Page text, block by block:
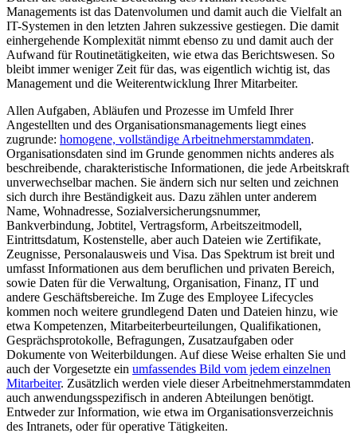
Managements ist das Datenvolumen und damit auch die Vielfalt an
IT-Systemen in den letzten Jahren sukzessive gestiegen. Die damit
einhergehende Komplexität nimmt ebenso zu und damit auch der
Aufwand für Routinetätigkeiten, wie etwa das Berichtswesen. So
bleibt immer weniger Zeit für das, was eigentlich wichtig ist, das
Management und die Weiterentwicklung Ihrer Mitarbeiter.
Allen Aufgaben, Abläufen und Prozesse im Umfeld Ihrer
Angestellten und des Organisationsmanagements liegt eines
zugrunde: homogene, vollständige Arbeitnehmerstammdaten.
Organisationsdaten sind im Grunde genommen nichts anderes als
beschreibende, charakteristische Informationen, die jede Arbeitskraft
unverwechselbar machen. Sie ändern sich nur selten und zeichnen
sich durch ihre Beständigkeit aus. Dazu zählen unter anderem
Name, Wohnadresse, Sozialversicherungsnummer,
Bankverbindung, Jobtitel, Vertragsform, Arbeitszeitmodell,
Eintrittsdatum, Kostenstelle, aber auch Dateien wie Zertifikate,
Zeugnisse, Personalausweis und Visa. Das Spektrum ist breit und
umfasst Informationen aus dem beruflichen und privaten Bereich,
sowie Daten für die Verwaltung, Organisation, Finanz, IT und
andere Geschäftsbereiche. Im Zuge des Employee Lifecycles
kommen noch weitere grundlegend Daten und Dateien hinzu, wie
etwa Kompetenzen, Mitarbeiterbeurteilungen, Qualifikationen,
Gesprächsprotokolle, Befragungen, Zusatzaufgaben oder
Dokumente von Weiterbildungen. Auf diese Weise erhalten Sie und
auch der Vorgesetzte ein umfassendes Bild vom jedem einzelnen
Mitarbeiter. Zusätzlich werden viele dieser Arbeitnehmerstammdaten
auch anwendungsspezifisch in anderen Abteilungen benötigt.
Entweder zur Information, wie etwa im Organisationsverzeichnis
des Intranets, oder für operative Tätigkeiten.